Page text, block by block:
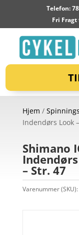
Telefon:
Fri Fragt
Hjem /
Indendørs Look
Shimano
– Str. 47
Varenummer (SKU):